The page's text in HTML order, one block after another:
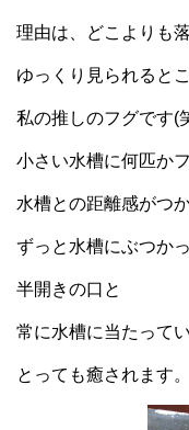
理由は、どこよりも
ゆっくり見られるとこ
私の推しのフグです(
小さい水槽に何匹か
水槽との距離感がつ
ずっと水槽にぶつか
半開きの口と
常に水槽に当たって
とっても癒されます。